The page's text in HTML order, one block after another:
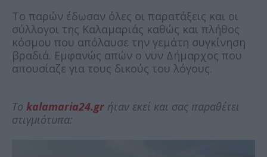
Το παρών έδωσαν όλες οι παρατάξεις και οι
σύλλογοι της Καλαμαριάς καθώς και πλήθος
κόσμου που απόλαυσε την γεμάτη συγκίνηση
βραδιά. Εμφανώς απών ο νυν Δήμαρχος που
απουσίαζε για τους δικούς του λόγους.
Το kalamaria24.gr ήταν εκεί και σας παραθέτει
στιγμιότυπα: